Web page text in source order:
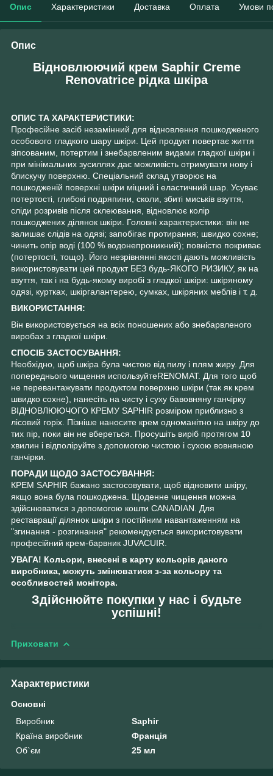
Опис Характеристики Доставка Оплата Умови
Опис
Відновлюючий крем Saphir Creme
Renovatrice рідка шкіра
ОПИС ТА ХАРАКТЕРИСТИКИ:
Професійне засіб незамінний для відновлення пошкодженого
особового гладкого шару шкіри. Цей продукт повертає життя
зіпсованим, потертим і знебарвленим видами гладкої шкіри і
при мінімальних зусиллях дає можливість отримувати нову і
блискучу поверхню. Спеціальний склад утворює на
пошкодженій поверхні шкіри міцний і еластичний шар. Усуває
потертості, глибокі подряпини, сколи, збиті миськів взуття,
сліди розривів після склеювання, відновлює колір
пошкоджених ділянок шкіри. Головні характеристики: він не
залишає слідів на одязі; запобігає протирання; швидко сохне;
чинить опір воді (100 % водонепроникний); повністю покриває
(потертості, тощо). Його незрівнянні якості дають можливість
використовувати цей продукт БЕЗ будь-ЯКОГО РИЗИКУ, як на
взуття, так і на будь-якому виробі з гладкої шкіри: шкіряному
одязі, куртках, шкіргалантерею, сумках, шкіряних меблів і т. д.
ВИКОРИСТАННЯ:
Він використовується на всіх поношених або знебарвленого
виробах з гладкої шкіри.
СПОСІБ ЗАСТОСУВАННЯ:
Необхідно, щоб шкіра була чистою від пилу і плям жиру. Для
попереднього чищення используйтеRENOMAT. Для того щоб
не перевантажувати продуктом поверхню шкіри (так як крем
швидко сохне), нанесіть на чисту і суху бавовняну ганчірку
ВІДНОВЛЮЮЧОГО КРЕМУ SAPHIR розміром приблизно з
лісовий горіх. Пізніше наносите крем одноманітно на шкіру до
тих пір, поки він не вбереться. Просушіть виріб протягом 10
хвилин і відполіруйте з допомогою чистою і сухою вовняною
ганчірки.
ПОРАДИ ЩОДО ЗАСТОСУВАННЯ:
КРЕМ SAPHIR бажано застосовувати, щоб відновити шкіру,
якщо вона була пошкоджена. Щоденне чищення можна
здійснюватися з допомогою кошти CANADIAN. Для
реставрації ділянок шкіри з постійним навантаженням на
"згинання - розгинання" рекомендується використовувати
професійний крем-барвник JUVACUIR.
УВАГА! Кольори, внесені в карту кольорів даного
виробника, можуть змінюватися з-за кольору та
особливостей монітора.
Здійснюйте покупки у нас і будьте
успішні!
Приховати
Характеристики
Основні
Виробник
Saphir
Країна виробник
Франція
Об`єм
25 мл